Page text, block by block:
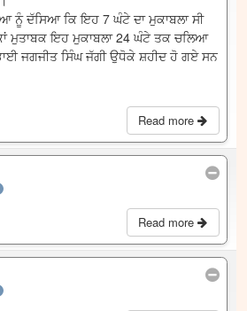
ਨੂੰ ਦੱਸਿਆ ਕਿ ਇਹ 7 ਘੰਟੇ ਦਾ ਮੁਕਾਬਲਾ ਸੀ
ਮੁਤਾਬਕ ਇਹ ਮੁਕਾਬਲਾ 24 ਘੰਟੇ ਤਕ ਚਲਿਆ
ਜਗਜੀਤ ਸਿੰਘ ਜੱਗੀ ਉਧੋਕੇ ਸ਼ਹੀਦ ਹੋ ਗਏ ਸਨ
Read more
Read more